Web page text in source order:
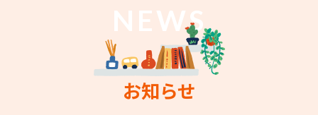
NEWS
お知らせ